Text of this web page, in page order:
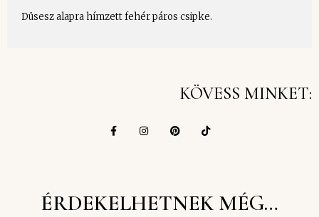
Düsesz alapra hímzett fehér páros csipke.
KÖVESS MINKET:
ÉRDEKELHETNEK MÉG…